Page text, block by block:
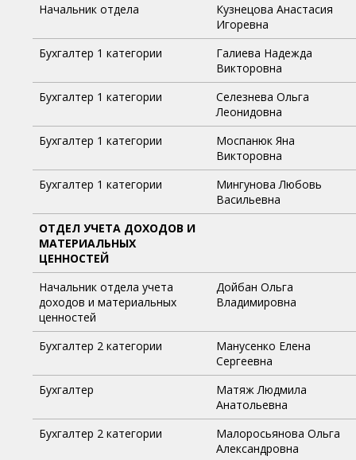
Начальник отдела
Кузнецова Анастасия
Игоревна
Бухгалтер 1 категории
Галиева Надежда
Викторовна
Бухгалтер 1 категории
Селезнева Ольга
Леонидовна
Бухгалтер 1 категории
Моспанюк Яна
Викторовна
Бухгалтер 1 категории
Мингунова Любовь
Васильевна
ОТДЕЛ УЧЕТА ДОХОДОВ И
МАТЕРИАЛЬНЫХ
ЦЕННОСТЕЙ
Начальник отдела учета
доходов и материальных
ценностей
Дойбан Ольга
Владимировна
Бухгалтер 2 категории
Манусенко Елена
Сергеевна
Бухгалтер
Матяж Людмила
Анатольевна
Бухгалтер 2 категории
Малоросьянова Ольга
Александровна